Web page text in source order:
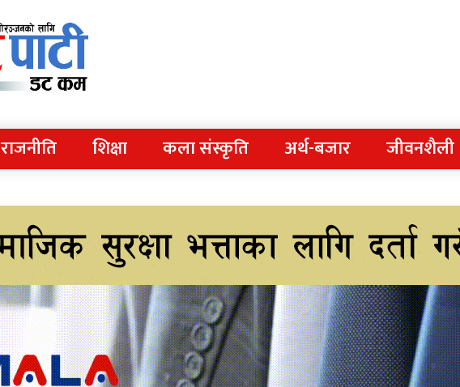
राजनीति शिक्षा कला संस्कृति अर्थ-बजार जीवनशैली